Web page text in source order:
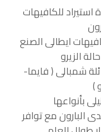
للكافيهات
ايطالى الصنع
الزيرو
عائلة شمبالى ( فايما-
)
بأنواعها
البارون مع توافر